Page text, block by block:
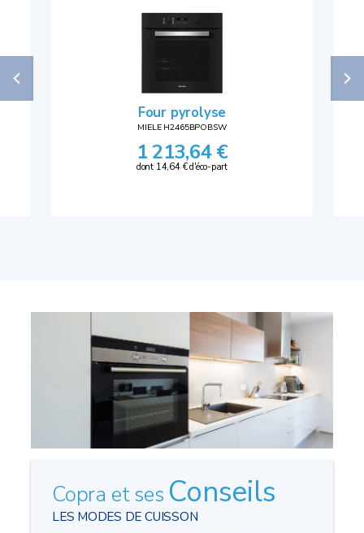
Four pyrolyse
MIELE H2465BPOBSW
1 213,64 €
dont 14,64 € d'éco-part
Copra et ses Conseils
LES MODES DE CUISSON